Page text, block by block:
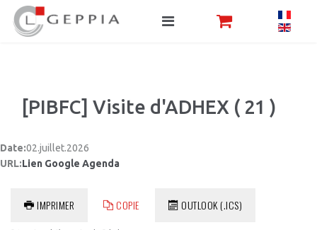
[PIBFC] Visite d'ADHEX ( 21 )
Date:02.juillet.2026
URL:Lien Google Agenda
IMPRIMER COPIE OUTLOOK (.ICS)